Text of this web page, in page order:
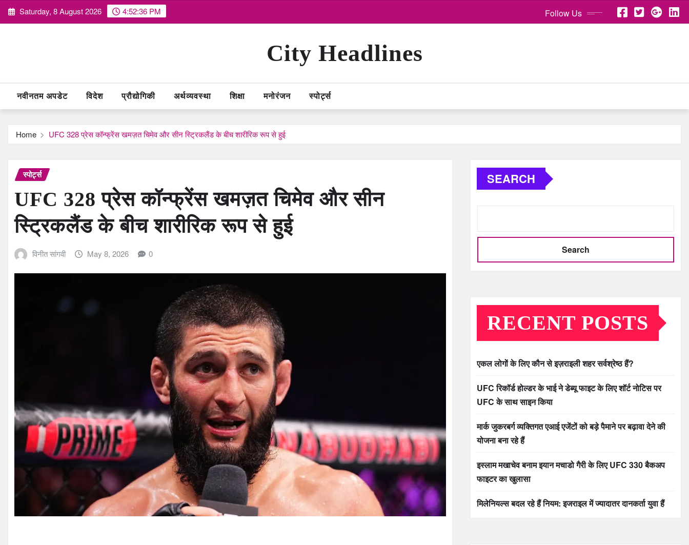
Skip Saturday, 8 August 2026 4:52:37 PM Follow Us
City Headlines
नवीनतम अपडेट विदेश प्रौद्योगिकी अर्थव्यवस्था शिक्षा मनोरंजन स्पोर्ट्स
Home UFC 328 प्रेस कॉन्फ्रेंस खमज़त चिमेव और सीन स्ट्रिकलैंड के बीच शारीरिक रूप से हुई
स्पोर्ट्स
UFC 328 प्रेस कॉन्फ्रेंस खमज़त चिमेव और सीन
स्ट्रिकलैंड के बीच शारीरिक रूप से हुई
विनीत सांगवी May 8, 2026 0
SEARCH
Search
RECENT POSTS
एकल लोगों के लिए कौन से इज़राइली शहर सर्वश्रेष्ठ हैं?
UFC रिकॉर्ड होल्डर के भाई ने डेब्यू फाइट के लिए शॉर्ट नोटिस पर
UFC के साथ साइन किया
मार्क जुकरबर्ग व्यक्तिगत एआई एजेंटों को बड़े पैमाने पर बढ़ावा देने की
योजना बना रहे हैं
इस्लाम मखाचेव बनाम इयान मचाडो गैरी के लिए UFC 330 बैकअप
फाइटर का खुलासा
मिलेनियल्स बदल रहे हैं नियम: इजराइल में ज्यादातर दानकर्ता युवा हैं